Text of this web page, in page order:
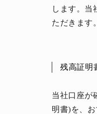
します。当
ただきます。
残高証明
当社口座が
明書)を、